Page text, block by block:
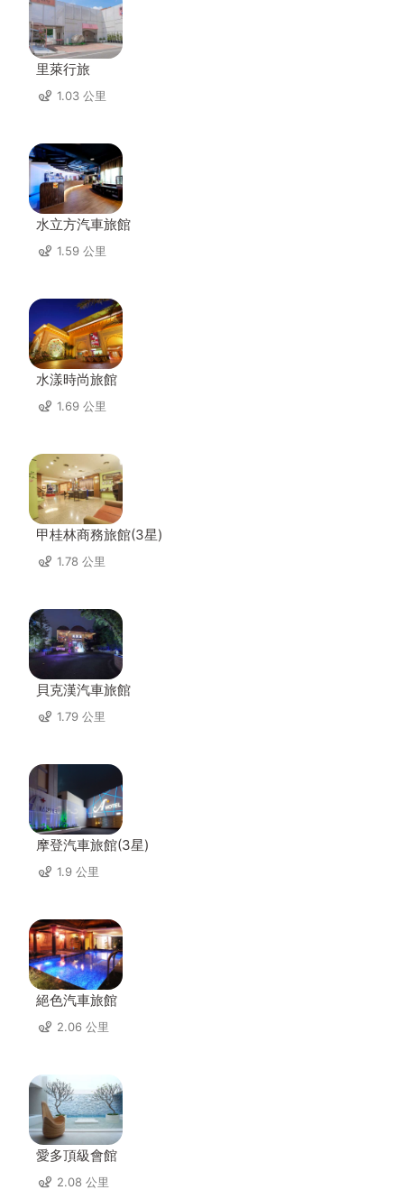
里萊行旅
1.03 公里
水立方汽車旅館
1.59 公里
水漾時尚旅館
1.69 公里
甲桂林商務旅館(3星)
1.78 公里
貝克漢汽車旅館
1.79 公里
摩登汽車旅館(3星)
1.9 公里
絕色汽車旅館
2.06 公里
愛多頂級會館
2.08 公里